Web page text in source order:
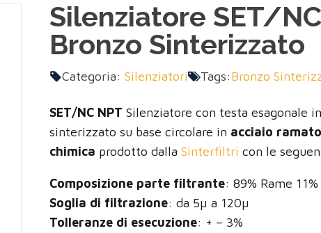
Silenziatore SET/
Bronzo Sinterizzato
Categoria: Silenziatori Tags:Bronzo
SET/NC NPT Silenziatore con testa esagonale
sinterizzato su base circolare in acciaio
chimica prodotto dalla Sinterfiltri con le
Composizione parte filtrante: 89% Rame
Soglia di filtrazione: da 5µ a 120µ
Tolleranze di esecuzione: + – 3%